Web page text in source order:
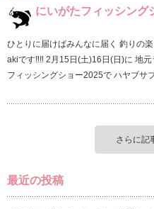
にいがたフィッシング
ひとりに届けばみんなに届く 釣りの
akiです‼︎‼︎ 2月15日(土)16日(日)に 地
フィッシングショー2025で ハヤブサ
さらに記
最近の投稿